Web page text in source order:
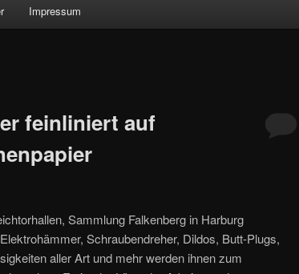
Impressum
feinliniert auf
Sammlung Falkenberg in Harburg
Schraubendreher, Dildos, Butt-Plugs,
aller Art und mehr werden ihnen zum